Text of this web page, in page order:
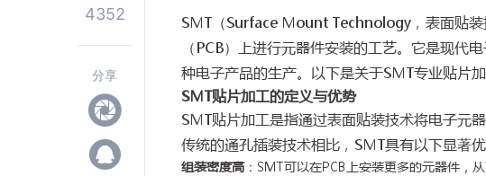
4352
分享
SMT（Surface Mount Technology，表面贴
（PCB）上进行元器件安装的工艺。它是现代
种电子产品的生产。以下是关于SMT专业贴片加
SMT贴片加工的定义与优势
SMT贴片加工是指通过表面贴装技术将电子元
传统的通孔插装技术相比，SMT具有以下显著优
组装密度高：SMT可以在PCB上安装更多的元器件，